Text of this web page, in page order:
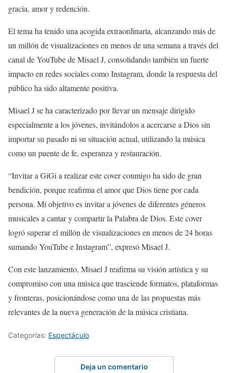
gracia, amor y redención.
El tema ha tenido una acogida extraordinaria, alcanzando más de
un millón de visualizaciones en menos de una semana a través del
canal de YouTube de Misael J, consolidando también un fuerte
impacto en redes sociales como Instagram, donde la respuesta del
público ha sido altamente positiva.
Misael J se ha caracterizado por llevar un mensaje dirigido
especialmente a los jóvenes, invitándolos a acercarse a Dios sin
importar su pasado ni su situación actual, utilizando la música
como un puente de fe, esperanza y restauración.
“Invitar a GiGi a realizar este cover conmigo ha sido de gran
bendición, porque reafirma el amor que Dios tiene por cada
persona. Mi objetivo es invitar a jóvenes de diferentes géneros
musicales a cantar y compartir la Palabra de Dios. Este cover
logró superar el millón de visualizaciones en menos de 24 horas
sumando YouTube e Instagram”, expresó Misael J.
Con este lanzamiento, Misael J reafirma su visión artística y su
compromiso con una música que trasciende formatos, plataformas
y fronteras, posicionándose como una de las propuestas más
relevantes de la nueva generación de la música cristiana.
Categorías: Espectáculo
Deja un comentario